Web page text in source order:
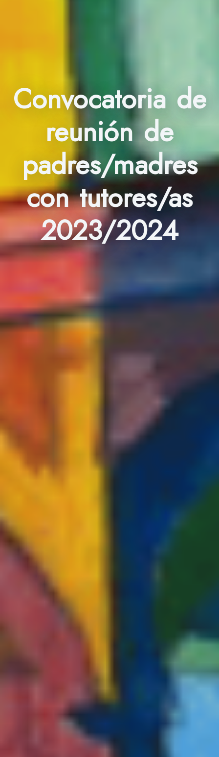
Convocatoria de
reunión de
padres/madres
con tutores/as
2023/2024